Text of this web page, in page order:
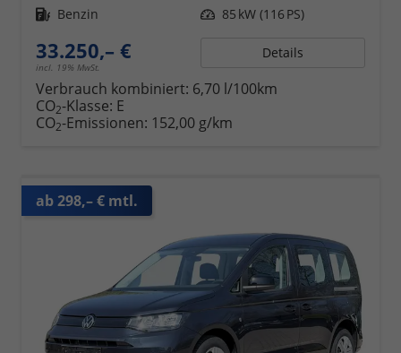
Kraftstoff Benzin Leistung 85 kW (116 PS)
33.250,– €
incl. 19% MwSt.
Details
Verbrauch kombiniert: 6,70 l/100km
CO2-Klasse: E
CO2-Emissionen: 152,00 g/km
ab 298,– € mtl.